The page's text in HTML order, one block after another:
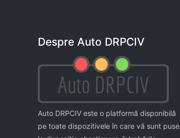
Despre Auto DRPCIV
Auto DRPCIV este o platformă disponibilă
pe toate dispozitivele în care vă sunt puse